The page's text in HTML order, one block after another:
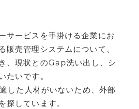
サービスを手掛ける企業にお
販売管理システムについて、
、現状とのGap洗い出し、シ
たいです。
した人材がいないため、外部
探しています。